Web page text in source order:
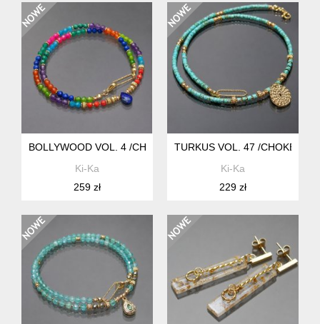
BOLLYWOOD VOL. 4 /CHOKER/ - SZLACHETNA KOLEKCJA /
Ki-Ka
259 zł
TURKUS VOL. 47 /CHOKER/
Ki-Ka
229 zł